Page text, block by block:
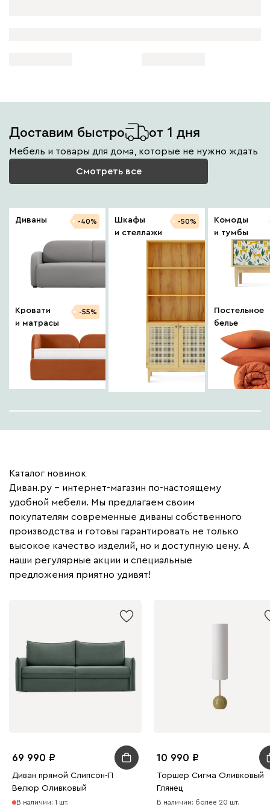
Доставим быстро от 1 дня
Мебель и товары для дома, которые не нужно ждать
Смотреть все
Диваны -40%
Кровати
и матрасы
-55%
Шкафы
и стеллажи
-50%
Комоды
и тумбы
Постельное
белье
Каталог новинок
Диван.ру – интернет-магазин по-настоящему
удобной мебели. Мы предлагаем своим
покупателям современные диваны собственного
производства и готовы гарантировать не только
высокое качество изделий, но и доступную цену. А
наши регулярные акции и специальные
предложения приятно удивят!
69 990
Диван прямой Слипсон-П
Велюр Оливковый
В наличии: 1 шт.
10 990
Торшер Сигма Оливковый
Глянец
В наличии: более 20 шт.